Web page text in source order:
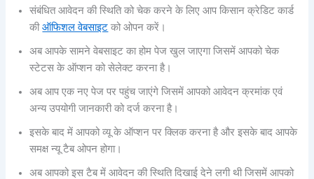
संबंधित आवेदन की स्थिति को चेक करने के लिए आप किसान क्रेडिट कार्ड
कीऑफिशल वेबसाइट को ओपन करें।
अब आपके सामने वेबसाइट का होम पेज खुल जाएगा जिसमें आपको चेक
स्टेटस के ऑप्शन को सेलेक्ट करना है।
अब आप एक नए पेज पर पहुंच जाएंगे जिसमें आपको आवेदन क्रमांक एवं
अन्य उपयोगी जानकारी को दर्ज करना है।
इसके बाद में आपको व्यू के ऑप्शन पर क्लिक करना है और इसके बाद आपके
समक्ष न्यू टैब ओपन होगा।
अब आपको इस टैब में आवेदन की स्थिति दिखाई देने लगी थी जिसमें आपको